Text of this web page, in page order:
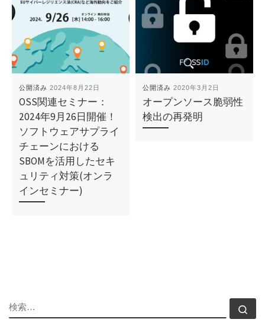
公開済み2024年8月22日
OSS関連セミナー：
2024年9月26日開催！
ソフトウェアサプライ
チェーンにおける
SBOMを活用したセキ
ュリティ対策(オンラ
インセミナー)
公開済み2020年3月2日
オープンソース脆弱性
検出の再発明
検索